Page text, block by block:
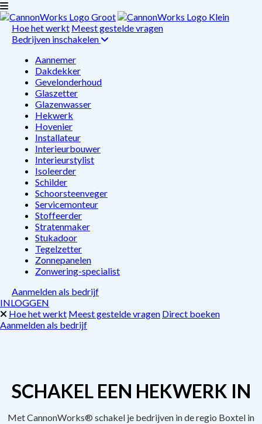
Hoe het werkt Meest gestelde vragen
Bedrijven inschakelen
Aannemer
Dakdekker
Gevelonderhoud
Glaszetter
Glazenwasser
Hekwerk
Hovenier
Installateur
Interieurbouwer
Interieurstylist
Isoleerder
Schilder
Schoorsteenveger
Servicemonteur
Stoffeerder
Stratenmaker
Stukadoor
Tegelzetter
Zonnepanelen
Zonwering-specialist
Aanmelden als bedrijf
INLOGGEN
Hoe het werkt Meest gestelde vragen Direct boeken
Aanmelden als bedrijf
SCHAKEL EEN HEKWERK IN
Met CannonWorks® schakel je bedrijven in de regio Boxtel in